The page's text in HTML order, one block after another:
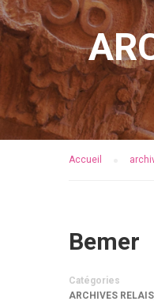
Accueil
Bemer
Catégories
ARCHIVES RELAIS